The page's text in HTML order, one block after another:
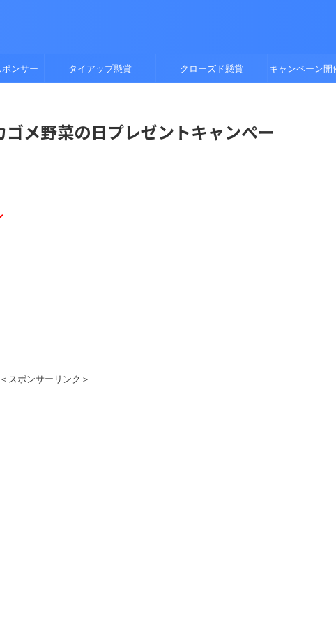
ンサー タイアップ懸賞 クローズド懸賞 キャンペーン開
メ野菜の日プレゼントキャンペー
＜スポンサーリンク＞